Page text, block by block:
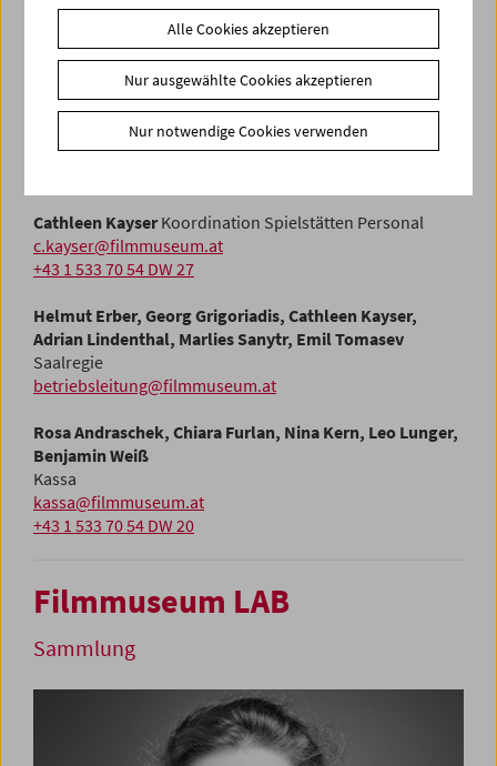
Mirjam Bromundt, Florian Kläger, Markus Maicher,
Manfred Schwaba, Reinhard Sockel
Filmvorführung
projection@filmmuseum.at
Markus Zöchling
Konsulenz Kinotechnik & Filmvorführung
Cathleen KayserKoordination Spielstätten Personal
c.kayser@filmmuseum.at
+43 1 533 70 54 DW 27
Helmut Erber, Georg Grigoriadis, Cathleen Kayser,
Adrian Lindenthal, Marlies Sanytr, Emil Tomasev
Saalregie
betriebsleitung@filmmuseum.at
Rosa Andraschek, Chiara Furlan, Nina Kern, Leo Lunger,
Benjamin Weiß
Kassa
kassa@filmmuseum.at
+43 1 533 70 54 DW 20
Filmmuseum LAB
Sammlung
Alle Cookies akzeptieren
Nur ausgewählte Cookies akzeptieren
Nur notwendige Cookies verwenden